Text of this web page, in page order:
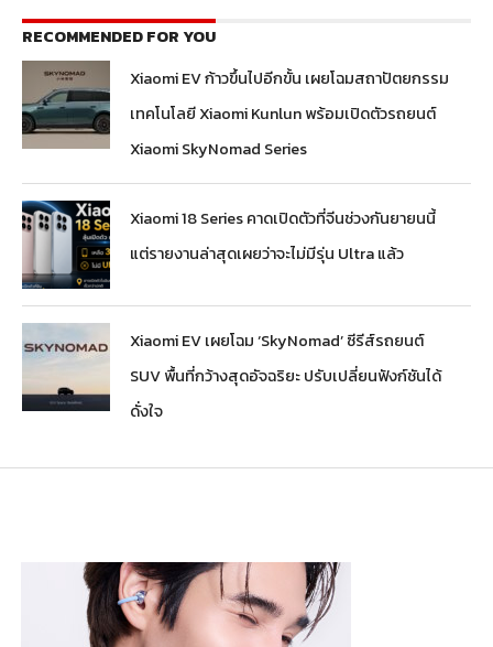
RECOMMENDED FOR YOU
Xiaomi EV ก้าวขึ้นไปอีกขั้น เผยโฉมสถาปัตยกรรม
เทคโนโลยี Xiaomi Kunlun พร้อมเปิดตัวรถยนต์
Xiaomi SkyNomad Series
Xiaomi 18 Series คาดเปิดตัวที่จีนช่วงกันยายนนี้
แต่รายงานล่าสุดเผยว่าจะไม่มีรุ่น Ultra แล้ว
Xiaomi EV เผยโฉม ‘SkyNomad’ ซีรีส์รถยนต์
SUV พื้นที่กว้างสุดอัจฉริยะ ปรับเปลี่ยนฟังก์ชันได้
ดั่งใจ